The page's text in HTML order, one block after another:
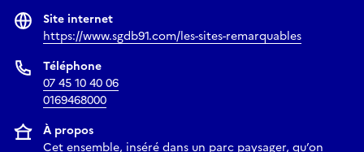
Site internet
https://www.sgdb91.com/les-sites-remarquables
Téléphone
07 45 10 40 06
0169468000
À propos
Cet ensemble, inséré dans un parc paysager, qu’on